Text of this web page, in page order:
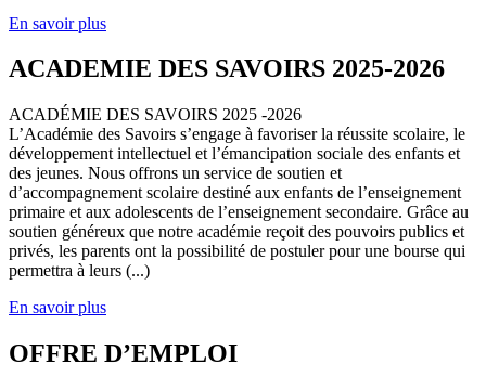
En savoir plus
ACADEMIE DES SAVOIRS 2025-2026
ACADÉMIE DES SAVOIRS 2025 -2026
L’Académie des Savoirs s’engage à favoriser la réussite scolaire, le
développement intellectuel et l’émancipation sociale des enfants et
des jeunes. Nous offrons un service de soutien et
d’accompagnement scolaire destiné aux enfants de l’enseignement
primaire et aux adolescents de l’enseignement secondaire. Grâce au
soutien généreux que notre académie reçoit des pouvoirs publics et
privés, les parents ont la possibilité de postuler pour une bourse qui
permettra à leurs (...)
En savoir plus
OFFRE D’EMPLOI